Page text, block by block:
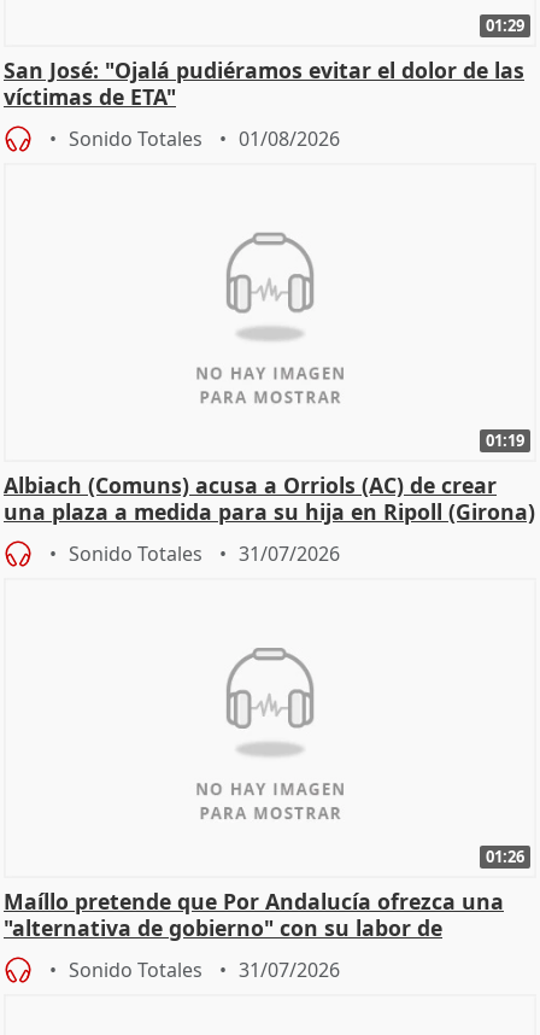
01:29
San José: "Ojalá pudiéramos evitar el dolor de las
víctimas de ETA"
Sonido Totales 01/08/2026
01:19
Albiach (Comuns) acusa a Orriols (AC) de crear
una plaza a medida para su hija en Ripoll (Girona)
Sonido Totales 31/07/2026
01:26
Maíllo pretende que Por Andalucía ofrezca una
"alternativa de gobierno" con su labor de
oposición
Sonido Totales 31/07/2026